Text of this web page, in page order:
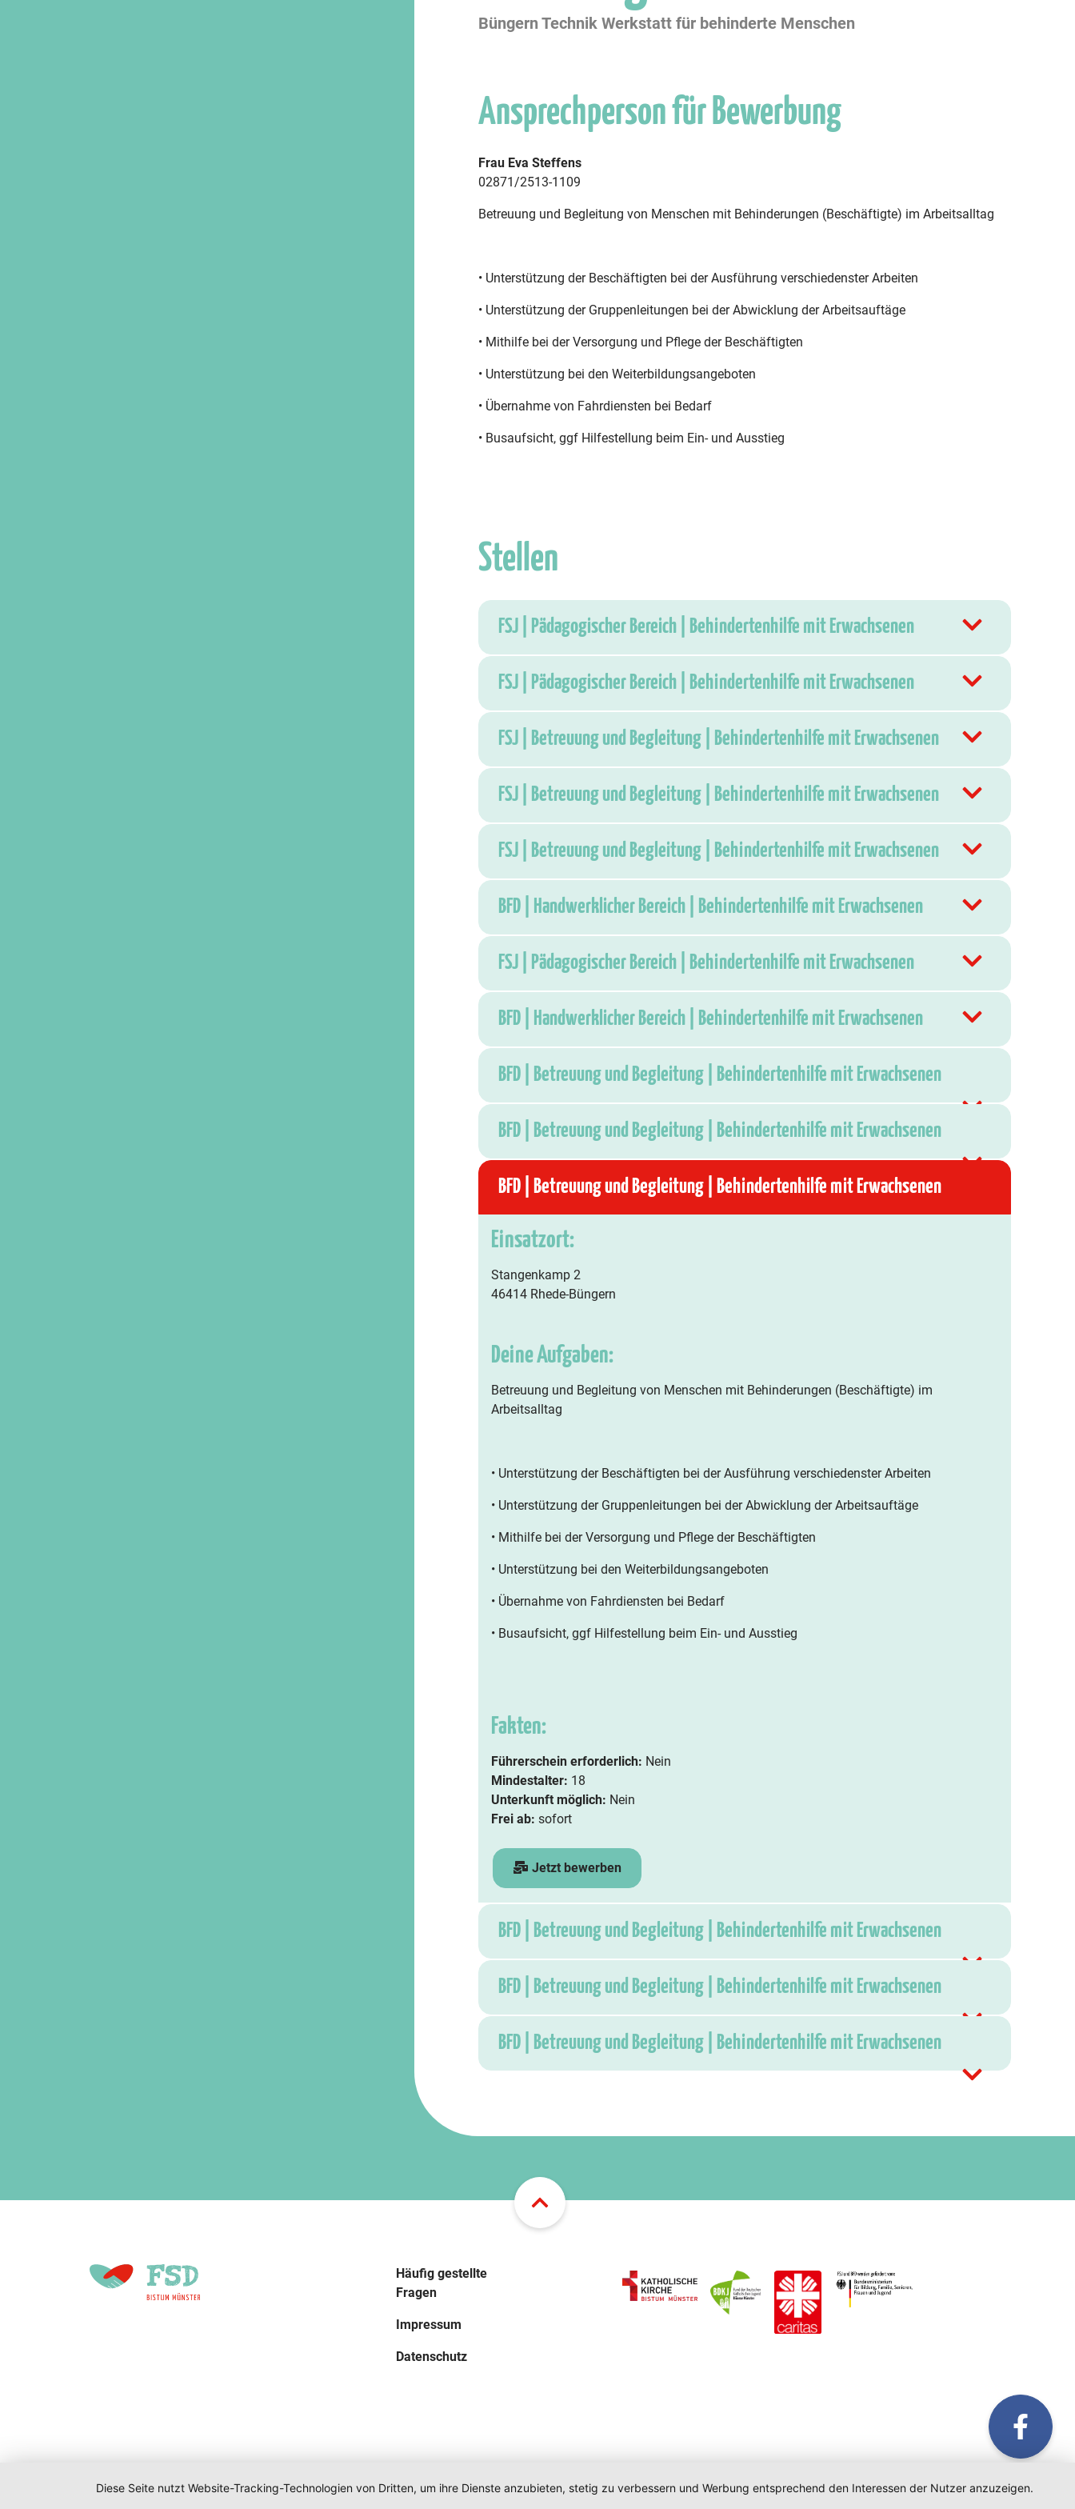
Büngern Technik Werkstatt für behinderte Menschen
Ansprechperson für Bewerbung
Frau Eva Steffens
02871/2513-1109
Betreuung und Begleitung von Menschen mit Behinderungen (Beschäftigte) im Arbeitsalltag
• Unterstützung der Beschäftigten bei der Ausführung verschiedenster Arbeiten
• Unterstützung der Gruppenleitungen bei der Abwicklung der Arbeitsauftäge
• Mithilfe bei der Versorgung und Pflege der Beschäftigten
• Unterstützung bei den Weiterbildungsangeboten
• Übernahme von Fahrdiensten bei Bedarf
• Busaufsicht, ggf Hilfestellung beim Ein- und Ausstieg
Stellen
FSJ | Pädagogischer Bereich | Behindertenhilfe mit Erwachsenen
FSJ | Pädagogischer Bereich | Behindertenhilfe mit Erwachsenen
FSJ | Betreuung und Begleitung | Behindertenhilfe mit Erwachsenen
FSJ | Betreuung und Begleitung | Behindertenhilfe mit Erwachsenen
FSJ | Betreuung und Begleitung | Behindertenhilfe mit Erwachsenen
BFD | Handwerklicher Bereich | Behindertenhilfe mit Erwachsenen
FSJ | Pädagogischer Bereich | Behindertenhilfe mit Erwachsenen
BFD | Handwerklicher Bereich | Behindertenhilfe mit Erwachsenen
BFD | Betreuung und Begleitung | Behindertenhilfe mit Erwachsenen
BFD | Betreuung und Begleitung | Behindertenhilfe mit Erwachsenen
BFD | Betreuung und Begleitung | Behindertenhilfe mit Erwachsenen
Einsatzort:
Stangenkamp 2
46414 Rhede-Büngern
Deine Aufgaben:
Betreuung und Begleitung von Menschen mit Behinderungen (Beschäftigte) im
Arbeitsalltag
• Unterstützung der Beschäftigten bei der Ausführung verschiedenster Arbeiten
• Unterstützung der Gruppenleitungen bei der Abwicklung der Arbeitsauftäge
• Mithilfe bei der Versorgung und Pflege der Beschäftigten
• Unterstützung bei den Weiterbildungsangeboten
• Übernahme von Fahrdiensten bei Bedarf
• Busaufsicht, ggf Hilfestellung beim Ein- und Ausstieg
Fakten:
Führerschein erforderlich: Nein
Mindestalter: 18
Unterkunft möglich: Nein
Frei ab: sofort
Jetzt bewerben
BFD | Betreuung und Begleitung | Behindertenhilfe mit Erwachsenen
BFD | Betreuung und Begleitung | Behindertenhilfe mit Erwachsenen
BFD | Betreuung und Begleitung | Behindertenhilfe mit Erwachsenen
Häufig gestellte
Fragen
Impressum
Datenschutz
Diese Seite nutzt Website-Tracking-Technologien von Dritten, um ihre Dienste anzubieten, stetig zu verbessern und Werbung entsprechend den Interessen der Nutzer anzuzeigen.